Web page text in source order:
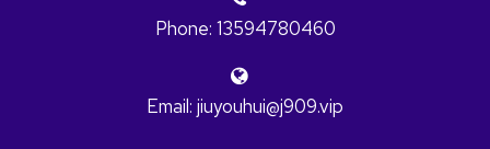
Phone: 13594780460
Email: jiuyouhui@j909.vip